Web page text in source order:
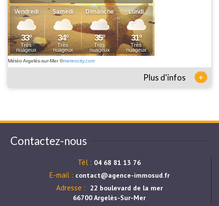
Météo Argelès-sur-Mer©meteocity.com
Plus d'infos +
Contactez-nous
Tél : 04 68 81 13 76
E-mail : contact@agence-immosud.fr
Adresse :
22 boulevard de la mer
66700 Argelès-Sur-Mer